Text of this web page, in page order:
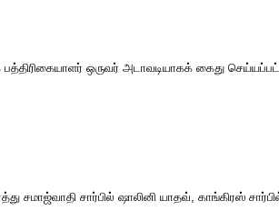
ஒருவர் அடாவடியாகக் கைது
சமாஜ்வாதி சார்பில் ஷாலினி யாதவ், காங்கிரஸ்